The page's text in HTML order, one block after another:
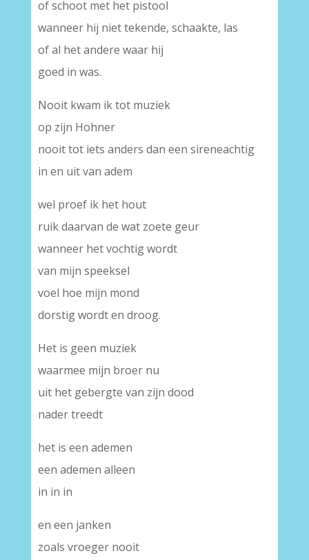
of schoot met het pistool
wanneer hij niet tekende, schaakte, las
of al het andere waar hij
goed in was.
Nooit kwam ik tot muziek
op zijn Hohner
nooit tot iets anders dan een sireneachtig
in en uit van adem
wel proef ik het hout
ruik daarvan de wat zoete geur
wanneer het vochtig wordt
van mijn speeksel
voel hoe mijn mond
dorstig wordt en droog.
Het is geen muziek
waarmee mijn broer nu
uit het gebergte van zijn dood
nader treedt
het is een ademen
een ademen alleen
in in in
en een janken
zoals vroeger nooit